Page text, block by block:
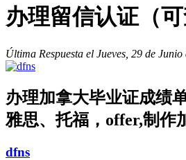
办理留信认证（
Última Respuesta el Jueves, 29 de
办理加拿大毕业证成绩
雅思、托福，offer,制作
dfns